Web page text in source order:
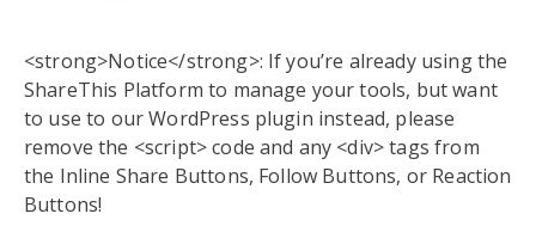
<strong>Notice</strong>: If you’re already using the
ShareThis Platform to manage your tools, but want
to use to our WordPress plugin instead, please
remove the <script> code and any <div> tags from
the Inline Share Buttons, Follow Buttons, or Reaction
Buttons!